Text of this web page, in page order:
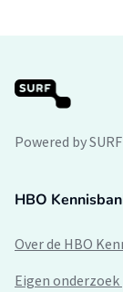
Powered by SURF
HBO
Over de HBO
Eigen